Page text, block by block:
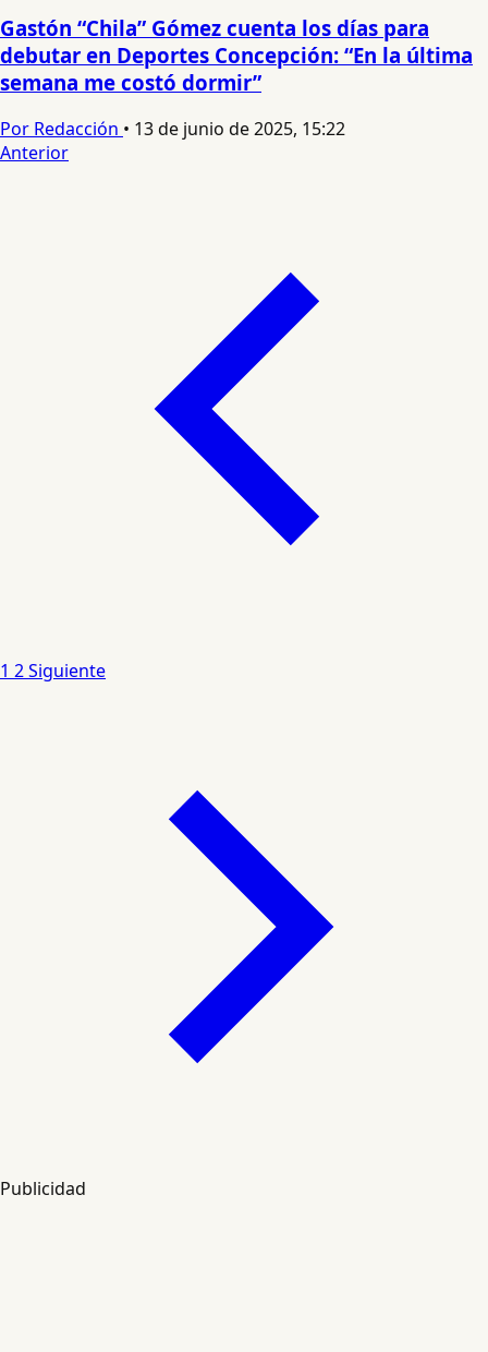
Gastón “Chila” Gómez cuenta los días para
debutar en Deportes Concepción: “En la última
semana me costó dormir”
Por Redacción • 13 de junio de 2025, 15:22
Anterior
1 2Siguiente
Publicidad